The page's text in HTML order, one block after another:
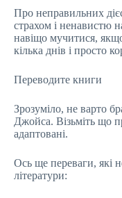
Про неправильних
страхом і ненавистю
навіщо мучитися,
кілька днів і просто
Переводите книги
Зрозуміло, не варто
Джойса. Візьміть що
адаптовані.
Ось ще переваги, які
літератури: